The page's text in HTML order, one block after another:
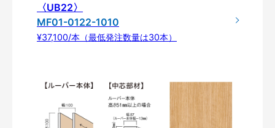
〈UB22〉
MF01-0122-1010
¥37,100/本（最低発注数量は30本）